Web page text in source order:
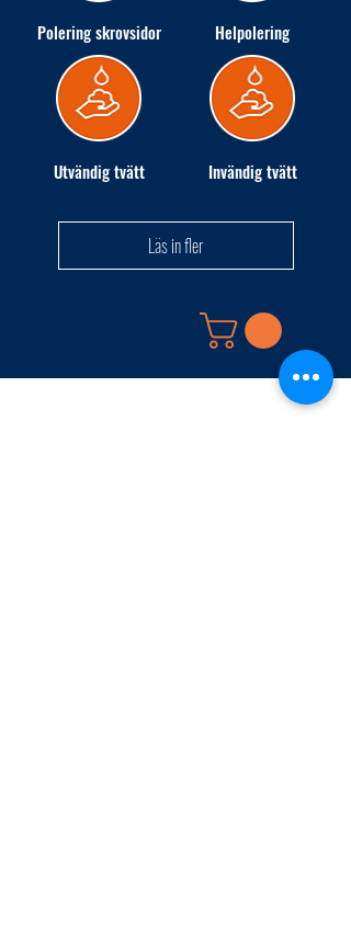
Polering skrovsidor Helpolering
Utvändig tvätt Invändig tvätt
Läs in fler